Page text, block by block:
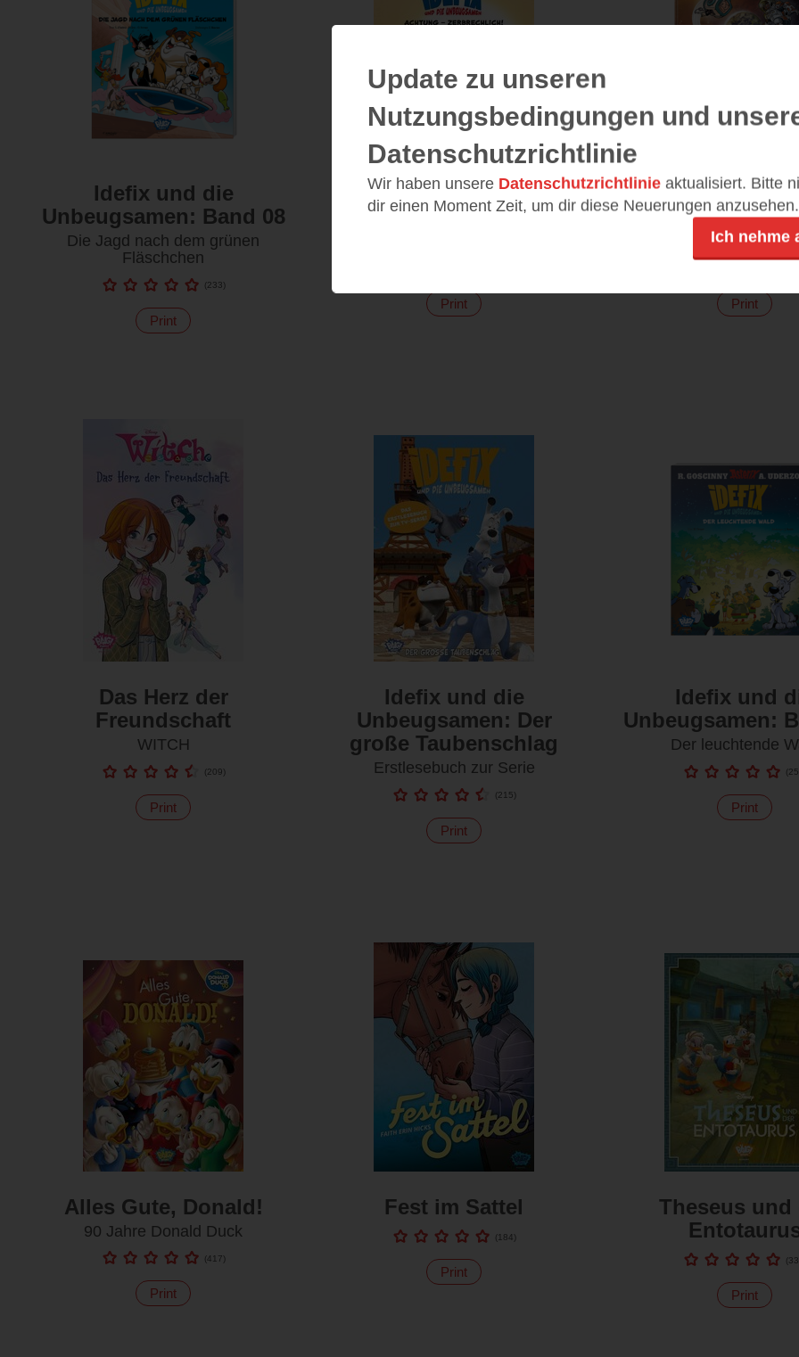
Idefix und die
Unbeugsamen: Band 08
Die Jagd nach dem grünen
Fläschchen
(233)
Print
Idefix und die
Unbeugsamen: Band 07
Print
Planeten und
- Im Orbit des
WAS IST WAS
Print
Das Herz der
Freundschaft
WITCH
(209)
Print
Idefix und die
Unbeugsamen: Der
große Taubenschlag
Erstlesebuch zur Serie
(215)
Print
Idefix und
Unbeugsamen:
Der leuchtende
(
Print
Alles Gute, Donald!
90 Jahre Donald Duck
(417)
Print
Fest im Sattel
(184)
Print
Theseus und
(
Print
Update zu unseren
Nutzungsbedingungen und
Datenschutzrichtlinie
Wir haben unsere Datenschutzrichtlinie aktualisiert. Bitte
dir einen Moment Zeit, um dir diese Neuerungen anzusehen.
Ich nehme